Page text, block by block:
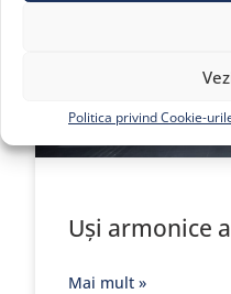
Politica privind Cookie-
Uși armonice
Mai mult »